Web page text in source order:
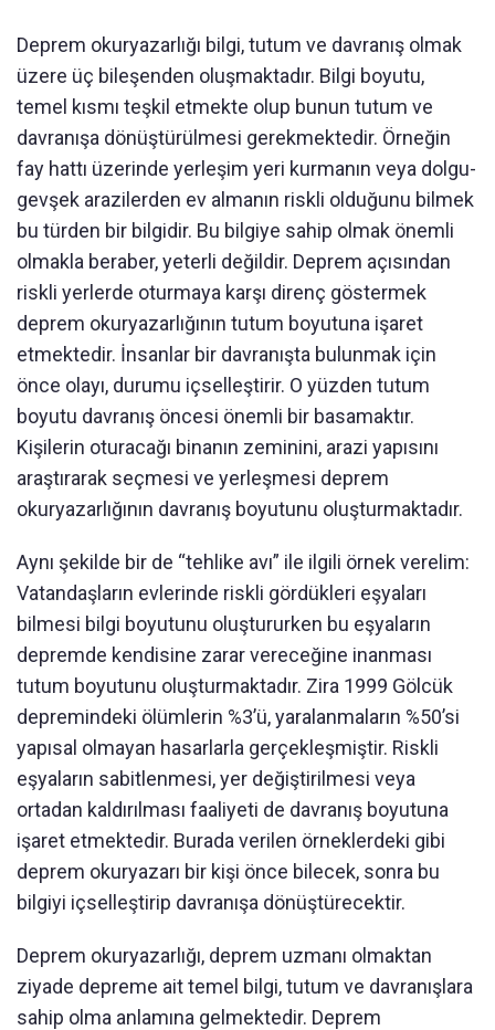
Deprem okuryazarlığı bilgi, tutum ve davranış olmak
üzere üç bileşenden oluşmaktadır. Bilgi boyutu,
temel kısmı teşkil etmekte olup bunun tutum ve
davranışa dönüştürülmesi gerekmektedir. Örneğin
fay hattı üzerinde yerleşim yeri kurmanın veya dolgu-
gevşek arazilerden ev almanın riskli olduğunu bilmek
bu türden bir bilgidir. Bu bilgiye sahip olmak önemli
olmakla beraber, yeterli değildir. Deprem açısından
riskli yerlerde oturmaya karşı direnç göstermek
deprem okuryazarlığının tutum boyutuna işaret
etmektedir. İnsanlar bir davranışta bulunmak için
önce olayı, durumu içselleştirir. O yüzden tutum
boyutu davranış öncesi önemli bir basamaktır.
Kişilerin oturacağı binanın zeminini, arazi yapısını
araştırarak seçmesi ve yerleşmesi deprem
okuryazarlığının davranış boyutunu oluşturmaktadır.
Aynı şekilde bir de “tehlike avı” ile ilgili örnek verelim:
Vatandaşların evlerinde riskli gördükleri eşyaları
bilmesi bilgi boyutunu oluştururken bu eşyaların
depremde kendisine zarar vereceğine inanması
tutum boyutunu oluşturmaktadır. Zira 1999 Gölcük
depremindeki ölümlerin %3’ü, yaralanmaların %50’si
yapısal olmayan hasarlarla gerçekleşmiştir. Riskli
eşyaların sabitlenmesi, yer değiştirilmesi veya
ortadan kaldırılması faaliyeti de davranış boyutuna
işaret etmektedir. Burada verilen örneklerdeki gibi
deprem okuryazarı bir kişi önce bilecek, sonra bu
bilgiyi içselleştirip davranışa dönüştürecektir.
Deprem okuryazarlığı, deprem uzmanı olmaktan
ziyade depreme ait temel bilgi, tutum ve davranışlara
sahip olma anlamına gelmektedir. Deprem